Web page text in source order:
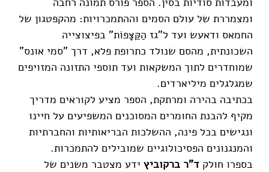
ומצמררת של עולם הסמים וההתמכרויות: מהקפטגון של
החמאס ודאעש ועד ל"גז הַקַּצָּפוֹת" בפיצוצייה
השכונתית, מהסם שנולד כתרופת פלא, דרך "סמי אונס"
שמוחדרים לתוך המשקאות ועד תוספי התזונה המזויפים
שמגלגלים מיליארדים.
בכתיבה בהירה ומרתקת, הספר מציע לקוראים מדריך
מקיף להבנת החומרים המסוכנים המשפיעים על חיינו
ונגישים בכל פינה, ההשלכות הבריאותיות והחברתיות
והמנגנונים הפסיכולוגיים שמובילים להתמכרות.
בספרו חולק ד"ר ברקוביץידע מצטבר משנים של